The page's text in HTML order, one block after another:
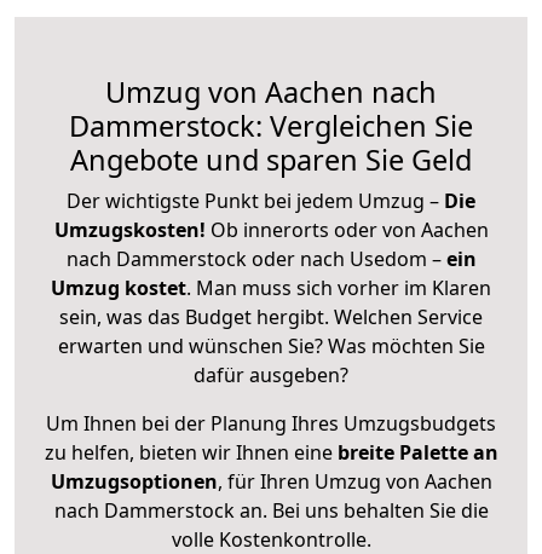
Umzug von Aachen nach
Dammerstock: Vergleichen Sie
Angebote und sparen Sie Geld
Der wichtigste Punkt bei jedem Umzug – Die
Umzugskosten! Ob innerorts oder von Aachen
nach Dammerstock oder nach Usedom –ein
Umzug kostet. Man muss sich vorher im Klaren
sein, was das Budget hergibt. Welchen Service
erwarten und wünschen Sie? Was möchten Sie
dafür ausgeben?
Um Ihnen bei der Planung Ihres Umzugsbudgets
zu helfen, bieten wir Ihnen eine breite Palette an
Umzugsoptionen, für Ihren Umzug von Aachen
nach Dammerstock an. Bei uns behalten Sie die
volle Kostenkontrolle.